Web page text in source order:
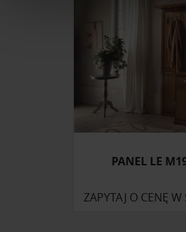
Wykorzystujemy pliki cookie do
i reklam, aby oferować funkcje
analizować ruch w naszej
korzystasz z naszej witryny,
społecznościowym, reklamowym i
Partnerzy mogą połączyć te
otrzymanymi od Ciebie lub
korzystania z ich usług.
PANEL LE
ZAPYTAJ O CENĘ W